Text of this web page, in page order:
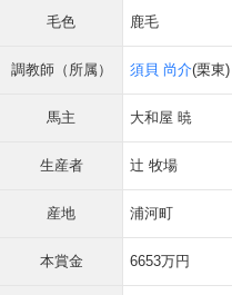
毛色 鹿毛
調教師（所属） 須貝 尚介(栗東)
馬主 大和屋 暁
生産者 辻 牧場
産地 浦河町
本賞金 6653万円